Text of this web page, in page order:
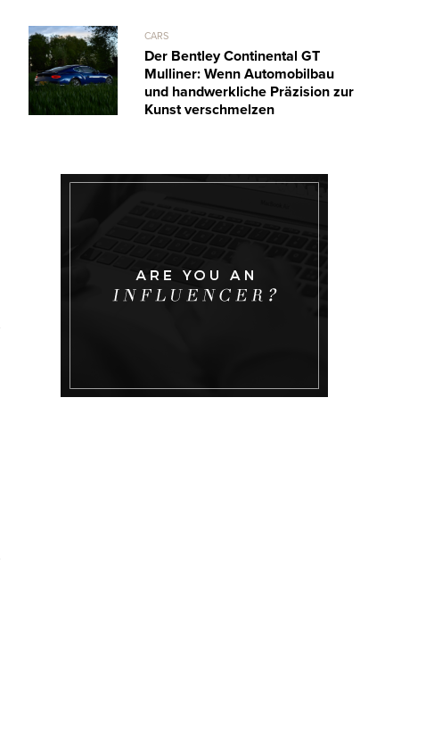
CARS
Der Bentley Continental GT
Mulliner: Wenn Automobilbau
und handwerkliche Präzision zur
Kunst verschmelzen